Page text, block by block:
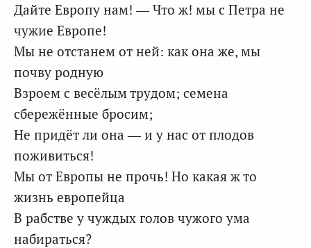
Дайте Европу нам! — Что ж! мы с Петра не
чужие Европе!
Мы не отстанем от ней: как она же, мы
почву родную
Взроем с весёлым трудом; семена
сбережённые бросим;
Не придёт ли она — и у нас от плодов
поживиться!
Мы от Европы не прочь! Но какая ж то
жизнь европейца
В рабстве у чуждых голов чужого ума
набираться?